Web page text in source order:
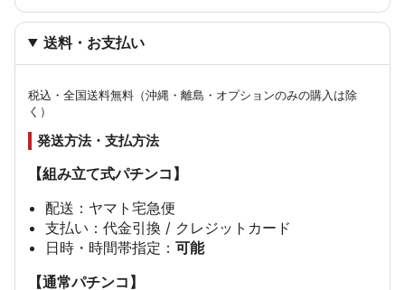
送料・お支払い
税込・全国送料無料（沖縄・離島・オプションのみの購入は除
く）
発送方法・支払方法
【組み立て式パチンコ】
配送：ヤマト宅急便
支払い：代金引換 / クレジットカード
日時・時間帯指定：可能
【通常パチンコ】